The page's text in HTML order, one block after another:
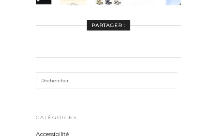
PARTAGER :
CATÉGORIES
Accessibilité